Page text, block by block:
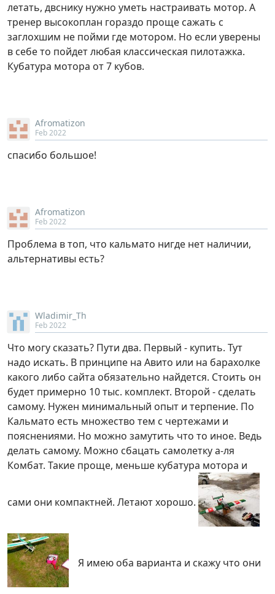
летать, двснику нужно уметь настраивать мотор. А
тренер высокоплан гораздо проще сажать с
заглохшим не пойми где мотором. Но если уверены
в себе то пойдет любая классическая пилотажка.
Кубатура мотора от 7 кубов.
Afromatizon
Feb 2022
спасибо большое!
Afromatizon
Feb 2022
Проблема в топ, что кальмато нигде нет наличии,
альтернативы есть?
Wladimir_Th
Feb 2022
Что могу сказать? Пути два. Первый - купить. Тут
надо искать. В принципе на Авито или на барахолке
какого либо сайта обязательно найдется. Стоить он
будет примерно 10 тыс. комплект. Второй - сделать
самому. Нужен минимальный опыт и терпение. По
Кальмато есть множество тем с чертежами и
пояснениями. Но можно замутить что то иное. Ведь
делать самому. Можно сбацать самолетку а-ля
Комбат. Такие проще, меньше кубатура мотора и
сами они компактней. Летают хорошо.
Я имею оба варианта и скажу что они